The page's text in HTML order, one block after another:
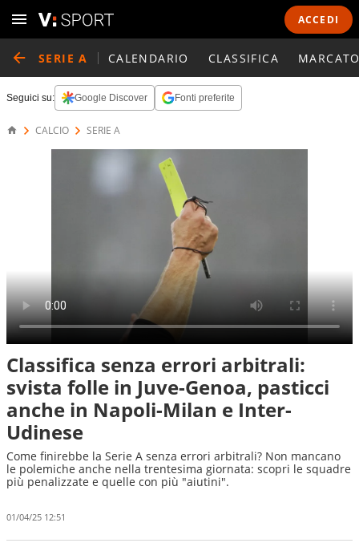
ACCEDI
SERIE A CALENDARIO CLASSIFICA
Seguici su: Google Discover Fonti preferite
CALCIO SERIE A
Classifica senza errori arbitrali:
svista folle in Juve-Genoa, pasticci
anche in Napoli-Milan e Inter-
Udinese
Come finirebbe la Serie A senza errori arbitrali? Non mancano
le polemiche anche nella trentesima giornata: scopri le squadre
più penalizzate e quelle con più "aiutini".
01/04/25 12:51